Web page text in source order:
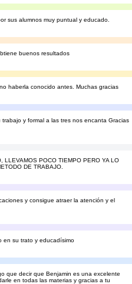
sus alumnos muy puntual y educado.
buenos resultados
haberla conocido antes. Muchas gracias
y formal a las tres nos encanta Gracias
LLEVAMOS POCO TIEMPO PERO YA LO
DE TRABAJO.
y consigue atraer la atención y el
en su trato y educadísimo
que decir que Benjamin es una excelente
en todas las materias y gracias a tu